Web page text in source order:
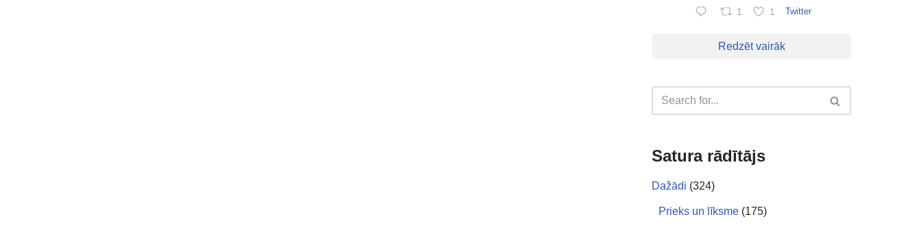
1 1 Twitter
Redzēt vairāk
Satura rādītājs
Dažādi (324)
Prieks un līksme (175)